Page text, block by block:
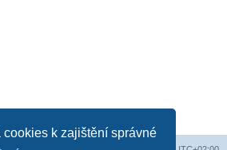
cookies k zajištění správné